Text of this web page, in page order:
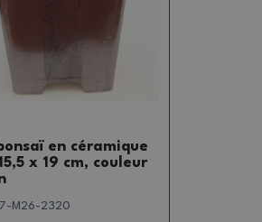
en céramique
x 19 cm, couleur
M26-2320